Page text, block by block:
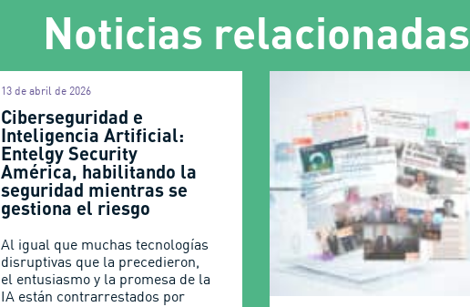
Noticias relacionadas
Ciberseguridad e
Inteligencia Artificial:
Entelgy Security
América, habilitando la
seguridad mientras se
gestiona el riesgo
13 de abril de 2026
Al igual que muchas tecnologías
disruptivas que la precedieron,
el entusiasmo y la promesa de la
IA están contrarrestados por